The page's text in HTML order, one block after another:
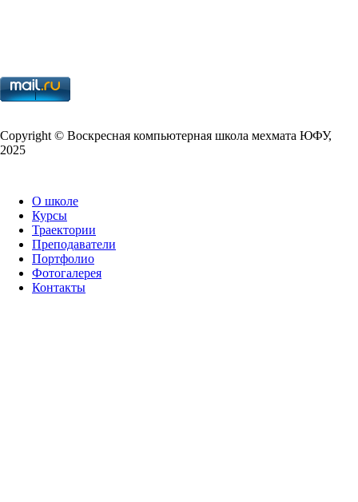
Copy­right © Воскресная компьютерная школа мехмата ЮФУ,
2025
О школе
Курсы
Траектории
Преподаватели
Портфолио
Фотогалерея
Контакты